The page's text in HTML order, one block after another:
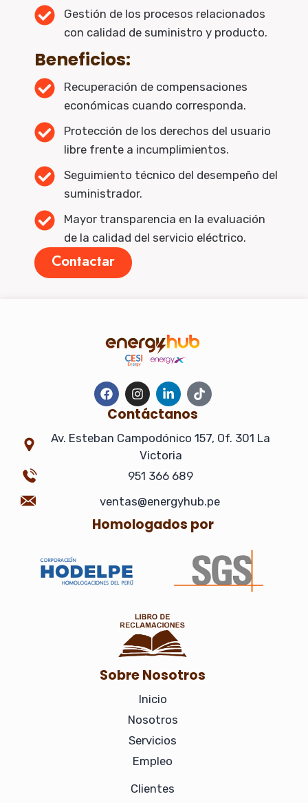
Gestión de los procesos relacionados
con calidad de suministro y producto.
Beneficios:
Recuperación de compensaciones
económicas cuando corresponda.
Protección de los derechos del usuario
libre frente a incumplimientos.
Seguimiento técnico del desempeño del
suministrador.
Mayor transparencia en la evaluación
de la calidad del servicio eléctrico.
Contactar
Sobre Nosotros
Inicio
Nosotros
Servicios
Empleo
Clientes
Homologados por
Contáctanos
Av. Esteban Campodónico 157, Of. 301 La
Victoria
951 366 689
ventas@energyhub.pe
F
a
c
b
I
n
s
a
g
a
L
i
n
e
d
i
n
i
n
T
i
o